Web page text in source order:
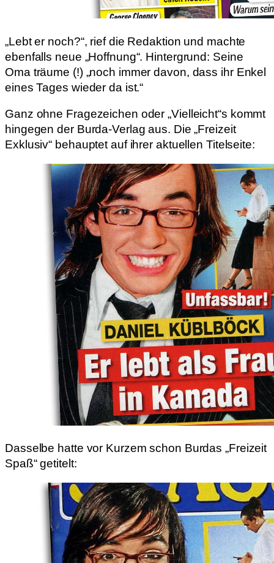
„Lebt er noch?“, rief die Redaktion und machte
ebenfalls neue „Hoffnung“. Hintergrund: Seine
Oma träume (!) „noch immer davon, dass ihr Enkel
eines Tages wieder da ist.“
Ganz ohne Fragezeichen oder „Vielleicht“s kommt
hingegen der Burda-Verlag aus. Die „Freizeit
Exklusiv“ behauptet auf ihrer aktuellen Titelseite:
Dasselbe hatte vor Kurzem schon Burdas „Freizeit
Spaß“ getitelt: